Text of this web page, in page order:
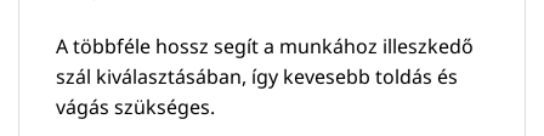
A többféle hossz segít a munkához illeszkedő
szál kiválasztásában, így kevesebb toldás és
vágás szükséges.